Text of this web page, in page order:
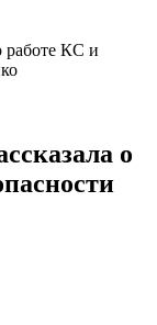
работе КС и
о